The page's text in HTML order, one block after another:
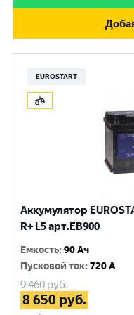
EUROSTART
Аккумулятор
R+ L5 арт.EB900
Емкость:90 Ач
Пусковой ток:720 A
9 460руб.
8 650 руб.